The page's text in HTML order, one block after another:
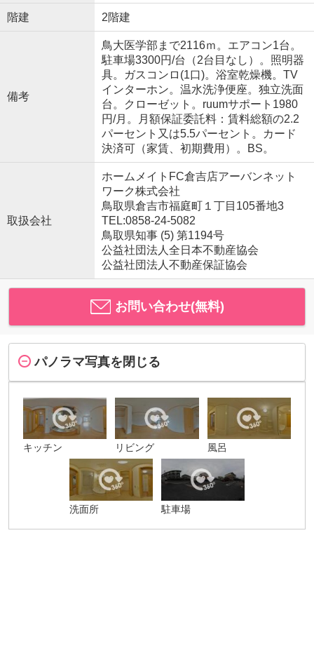
階建 2階建
備考
鳥大医学部まで2116ｍ。エアコン1台。
駐車場3300円/台（2台目なし）。照明器
具。ガスコンロ(1口)。浴室乾燥機。TV
インターホン。温水洗浄便座。独立洗面
台。クローゼット。ruumサポート1980
円/月。月額保証委託料：賃料総額の2.2
パーセント又は5.5パーセント。カード
決済可（家賃、初期費用）。BS。
取扱会社
ホームメイトFC倉吉店アーバンネット
ワーク株式会社
鳥取県倉吉市福庭町１丁目105番地3
TEL:0858-24-5082
鳥取県知事 (5) 第1194号
公益社団法人全日本不動産協会
公益社団法人不動産保証協会
お問い合わせ(無料)
パノラマ写真を閉じる
キッチン リビング 風呂
洗面所 駐車場